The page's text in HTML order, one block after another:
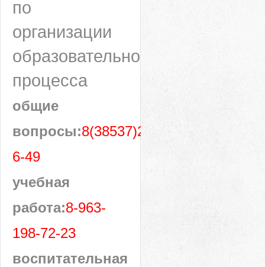
по
организации
образовательного
процесса
общие
вопросы:8(38537)28-
6-49
учебная
работа:8-963-
198-72-23
воспитательная